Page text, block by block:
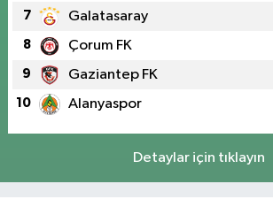
7 Galatasaray
8 Çorum FK
9 Gaziantep FK
10 Alanyaspor
Detaylar için tıklayın